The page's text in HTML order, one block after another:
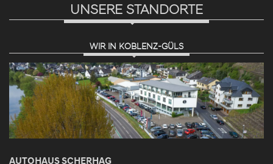
UNSERE STANDORTE
WIR IN KOBLENZ-GÜLS
AUTOHAUS SCHERHAG